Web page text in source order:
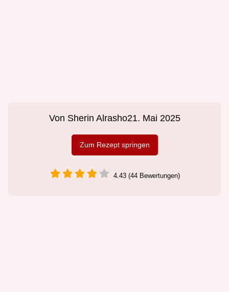
Von Sherin Alrasho21. Mai 2025
Zum Rezept springen
4.43 (44 Bewertungen)